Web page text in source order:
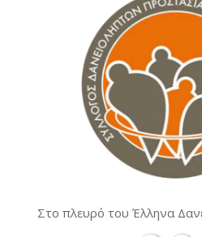
Στο πλευρό του Έλληνα